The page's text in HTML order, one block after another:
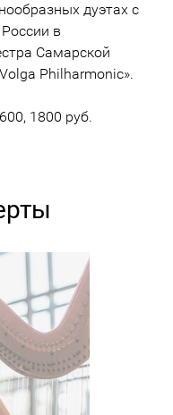
дуэтах с
в
Самарской
Philharmonic».
1800 руб.